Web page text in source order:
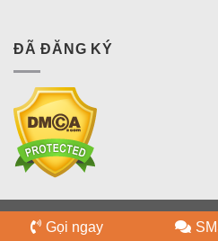
ĐÃ ĐĂNG KÝ
Copyright 2026 ©
Gọi ngay